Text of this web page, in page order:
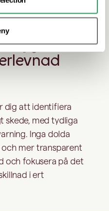
brottslighet
för
dig att identifiera
skede, med tydliga
Inga dolda
mer transparent
och fokusera på det
i ert